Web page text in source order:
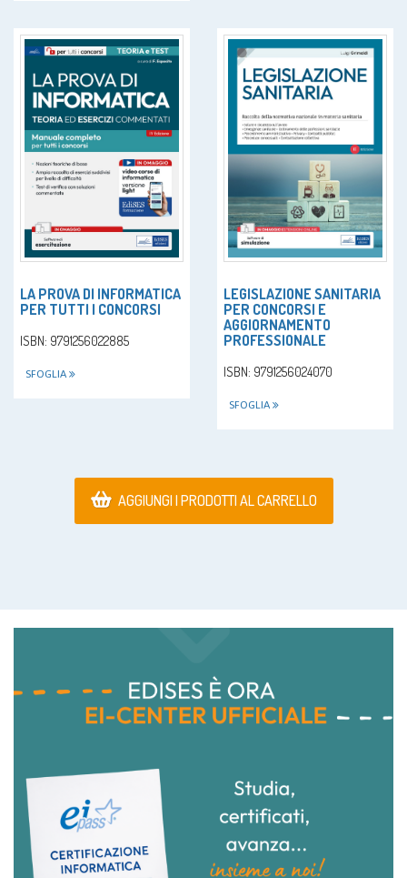
LA PROVA DI INFORMATICA
PER TUTTI I CONCORSI
ISBN: 9791256022885
SFOGLIA
LEGISLAZIONE SANITARIA
PER CONCORSI E
AGGIORNAMENTO
PROFESSIONALE
ISBN: 9791256024070
SFOGLIA
AGGIUNGI I PRODOTTI AL CARRELLO